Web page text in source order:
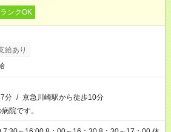
ンクOK
給あり
分 / 京急川崎駅から徒歩10分
院です。